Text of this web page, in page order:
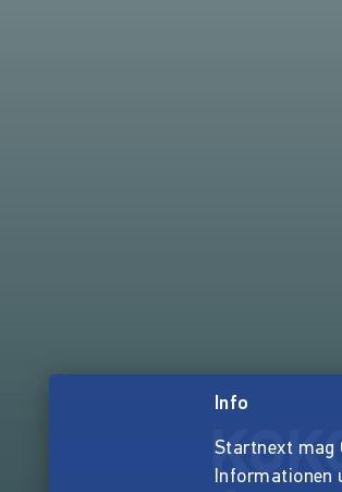
Info
Startnext mag
Informationen